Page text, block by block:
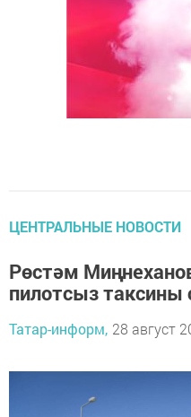
ЦЕНТРАЛЬНЫЕ НОВОСТИ
Рөстәм
пилотсыз
Татар-информ, 28 август